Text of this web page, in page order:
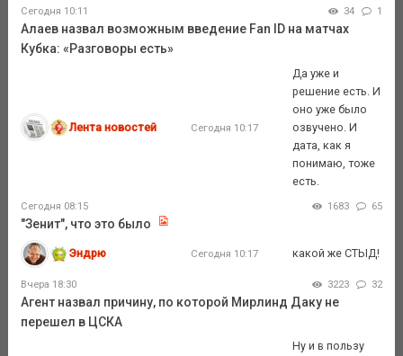
Сегодня 10:11 34 1
Алаев назвал возможным введение Fan ID на матчах
Кубка: «Разговоры есть»
Лента новостей Сегодня 10:17
Да уже и
решение есть. И
оно уже было
озвучено. И
дата, как я
понимаю, тоже
есть.
Сегодня 08:15 1683 65
"Зенит", что это было
Эндрю Сегодня 10:17 какой же СТЫД!
Вчера 18:30 3223 32
Агент назвал причину, по которой Мирлинд Даку не
перешел в ЦСКА
Ну и в пользу